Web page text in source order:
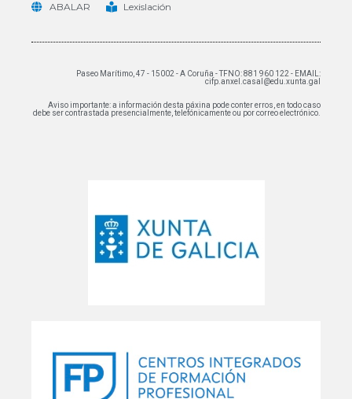
ABALAR
Lexislación
Paseo Marítimo, 47 - 15002 - A Coruña - TFNO: 881 960 122 - EMAIL:
cifp.anxel.casal@edu.xunta.gal
Aviso importante: a información desta páxina pode conter erros, en todo caso
debe ser contrastada presencialmente, telefónicamente ou por correo electrónico.